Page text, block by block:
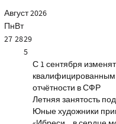
Август2026
ПнВт
27 2829
5
С 1 сентября
отчётности в СФР
Летняя занятость
Юные художники